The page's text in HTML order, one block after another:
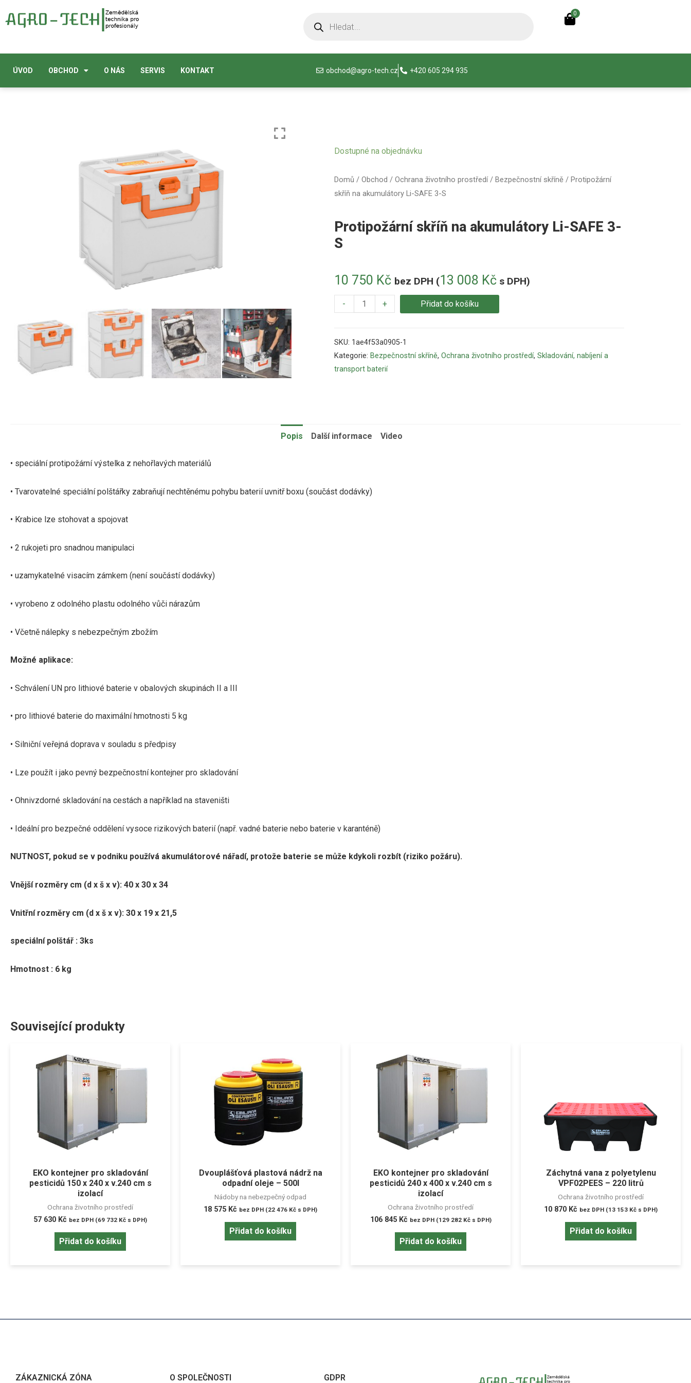
0
ÚVOD OBCHOD O NÁS SERVIS KONTAKT obchod@agro-tech.cz +420 605 294 935
Domů / Obchod / Ochrana životního prostředí/ Bezpečnostní skříně/ Protipožární
skříň na akumulátory Li-SAFE 3-S
Protipožární skříň na akumulátory Li-SAFE 3-
S
10 750 Kč bez DPH (13 008 Kčs DPH)
Dostupné na objednávku
- + Přidat do košíku
SKU: 1ae4f53a0905-1
Kategorie: Bezpečnostní skříně, Ochrana životního prostředí, Skladování, nabíjení a
transport baterií
Popis Další informace Video
• speciální protipožární výstelka z nehořlavých materiálů
• Tvarovatelné speciální polštářky zabraňují nechtěnému pohybu baterií uvnitř boxu (součást dodávky)
• Krabice lze stohovat a spojovat
• 2 rukojeti pro snadnou manipulaci
• uzamykatelné visacím zámkem (není součástí dodávky)
• vyrobeno z odolného plastu odolného vůči nárazům
• Včetně nálepky s nebezpečným zbožím
Možné aplikace:
• Schválení UN pro lithiové baterie v obalových skupinách II a III
• pro lithiové baterie do maximální hmotnosti 5 kg
• Silniční veřejná doprava v souladu s předpisy
• Lze použít i jako pevný bezpečnostní kontejner pro skladování
• Ohnivzdorné skladování na cestách a například na staveništi
• Ideální pro bezpečné oddělení vysoce rizikových baterií (např. vadné baterie nebo baterie v karanténě)
NUTNOST, pokud se v podniku používá akumulátorové nářadí, protože baterie se může kdykoli rozbít (riziko požáru).
Vnější rozměry cm (d x š x v): 40 x 30 x 34
Vnitřní rozměry cm (d x š x v): 30 x 19 x 21,5
speciální polštář : 3ks
Hmotnost : 6 kg
Související produkty
EKO kontejner pro skladování
pesticidů 150 x 240 x v.240 cm s
izolací
Ochrana životního prostředí
57 630 Kč bez DPH (69 732 Kč s DPH)
Přidat do košíku
Dvouplášťová plastová nádrž na
odpadní oleje – 500l
Nádoby na nebezpečný odpad
18 575 Kč bez DPH (22 476 Kč s DPH)
Přidat do košíku
EKO kontejner pro skladování
pesticidů 240 x 400 x v.240 cm s
izolací
Ochrana životního prostředí
106 845 Kč bez DPH (129 282 Kčs DPH)
Přidat do košíku
Záchytná vana z polyetylenu
VPF02PEES – 220 litrů
Ochrana životního prostředí
10 870 Kč bez DPH (13 153 Kč s DPH)
Přidat do košíku
ZÁKAZNICKÁ ZÓNA O SPOLEČNOSTI GDPR